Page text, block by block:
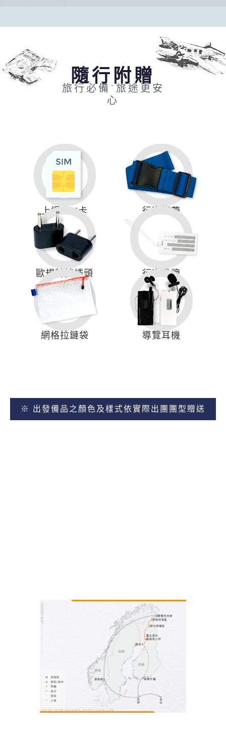
隨行附贈
旅行必備˙旅途更安
心
上網SIM卡 行李綁帶
歐規轉接插頭 行李吊牌
網格拉鏈袋 導覽耳機
※ 出發備品之顏色及樣式依實際出團團型贈送